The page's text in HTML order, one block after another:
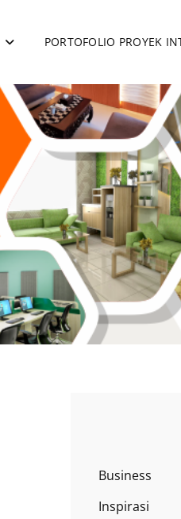
PORTOFOLIO PROYEK
Business
Inspirasi